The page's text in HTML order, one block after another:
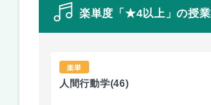
楽単度「★4以上」の授業
楽単
人間行動学(46)